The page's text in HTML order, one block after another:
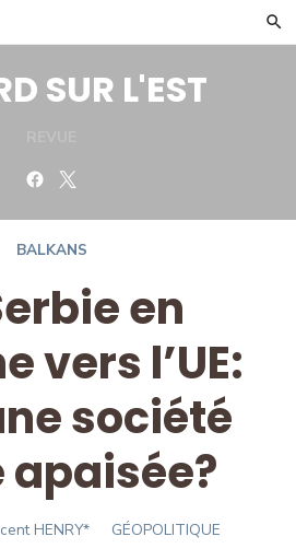
SUR L'EST
Facebook
BALKANS
en
vers l’UE:
société
HENRY* GÉOPOLITIQUE